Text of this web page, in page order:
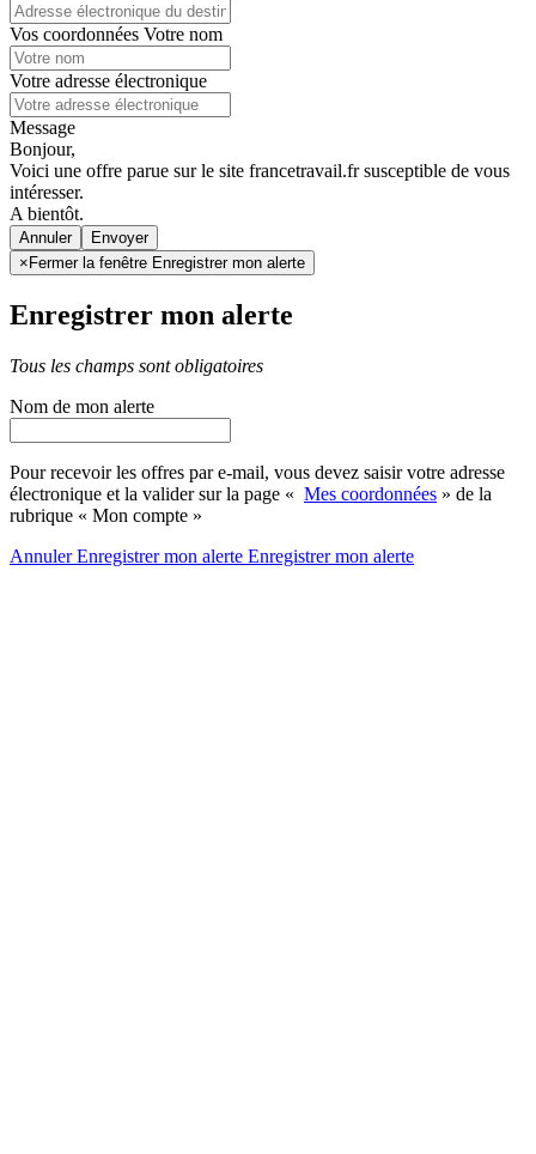
Vos coordonnées Votre nom
Votre adresse électronique
Message
Bonjour,
Voici une offre parue sur le site francetravail.fr susceptible de vous
intéresser.
A bientôt.
Annuler
× Fermer la fenêtre Enregistrer mon alerte
Enregistrer mon alerte
Tous les champs sont obligatoires
Nom de mon alerte
Pour recevoir les offres par e-mail, vous devez saisir votre adresse
électronique et la valider sur la page « Mes coordonnées » de la
rubrique « Mon compte »
AnnulerEnregistrer mon alerte Enregistrermon alerte